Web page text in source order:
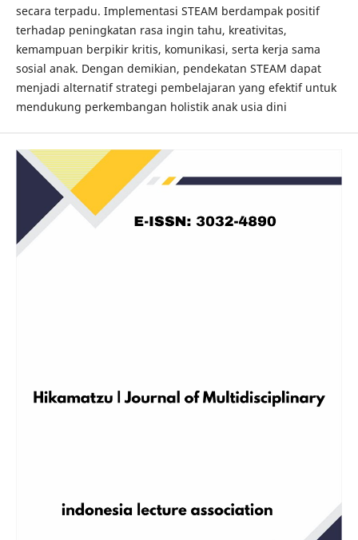
secara terpadu. Implementasi STEAM berdampak positif
terhadap peningkatan rasa ingin tahu, kreativitas,
kemampuan berpikir kritis, komunikasi, serta kerja sama
sosial anak. Dengan demikian, pendekatan STEAM dapat
menjadi alternatif strategi pembelajaran yang efektif untuk
mendukung perkembangan holistik anak usia dini